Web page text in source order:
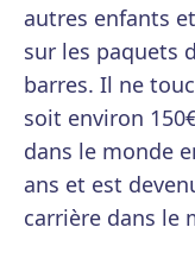
autres enfants
sur les paquets
barres. Il ne
soit environ
dans le monde
ans et est
carrière dans le